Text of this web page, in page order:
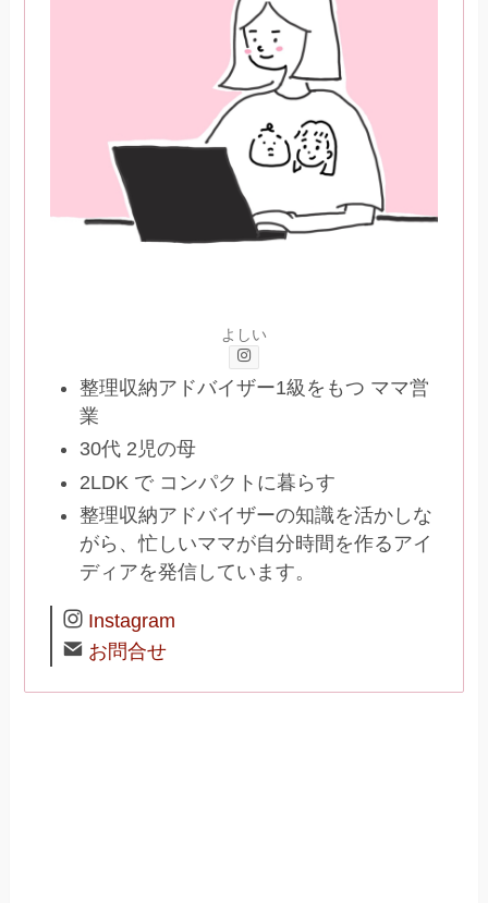
よしい
整理収納アドバイザー1級をもつ ママ営
業
30代 2児の母
2LDK で コンパクトに暮らす
整理収納アドバイザーの知識を活かしな
がら、忙しいママが自分時間を作るアイ
ディアを発信しています。
Instagram
お問合せ